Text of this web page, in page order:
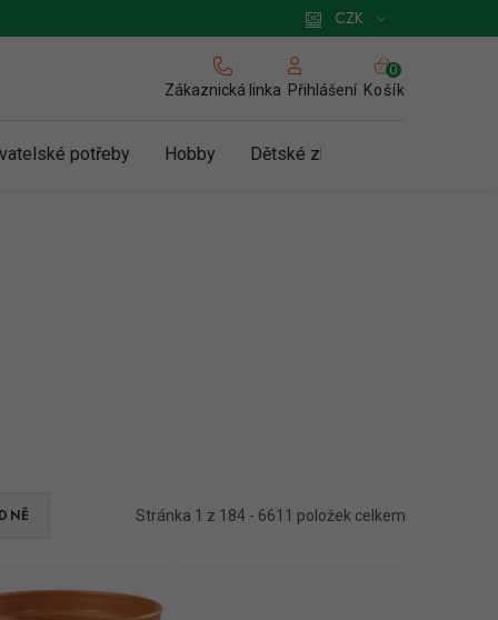
pro podnikatele Zásady používání cookies
CZK
Zákaznická linka Přihlášení
NÁKUPNÍ
KOŠÍK
Košík
potřeby Hobby Dětské zboží a hračky
Stránka 1 z 184 - 6611 položek celkem